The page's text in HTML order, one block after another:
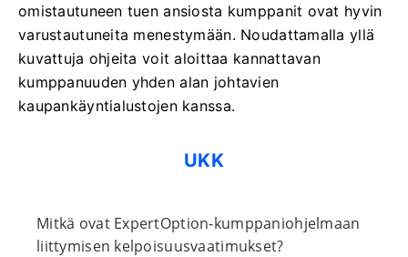
omistautuneen tuen ansiosta kumppanit ovat hyvin
varustautuneita menestymään. Noudattamalla yllä
kuvattuja ohjeita voit aloittaa kannattavan
kumppanuuden yhden alan johtavien
kaupankäyntialustojen kanssa.
UKK
Mitkä ovat ExpertOption-kumppaniohjelmaan
liittymisen kelpoisuusvaatimukset?